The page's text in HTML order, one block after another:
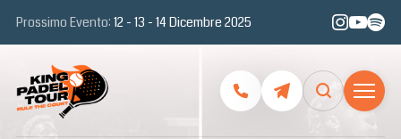
Prossimo Evento: 12 - 13 - 14 Dicembre 2025